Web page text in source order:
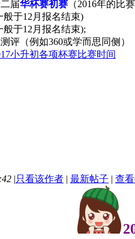
届华杯赛初赛 （2016年
般于12月报名结束)
般于12月报名结束);
评（例如360或学而思同侧）
小升初各项杯赛比赛时间
|只看该作者 | 最新帖子 | 查